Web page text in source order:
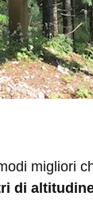
migliori
di